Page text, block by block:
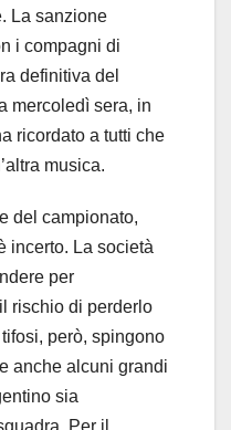
La sanzione
i compagni di
definitiva del
mercoledì sera, in
ricordato a tutti che
musica.
del campionato,
incerto. La società
per
rischio di perderlo
però, spingono
anche alcuni grandi
sia